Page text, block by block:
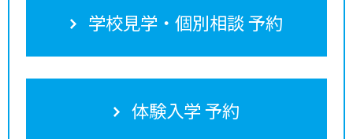
学校見学・個別相談 予約
体験入学 予約